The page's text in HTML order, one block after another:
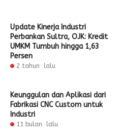
Update Kinerja Industri
Perbankan Sultra, OJK: Kredit
UMKM Tumbuh hingga 1,63
Persen
2 tahun lalu
Keunggulan dan Aplikasi dari
Fabrikasi CNC Custom untuk
Industri
11 bulan lalu